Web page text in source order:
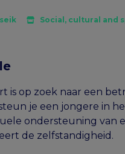
Social, cultural and
is op zoek naar een
je een jongere in
ondersteuning van
de zelfstandigheid.